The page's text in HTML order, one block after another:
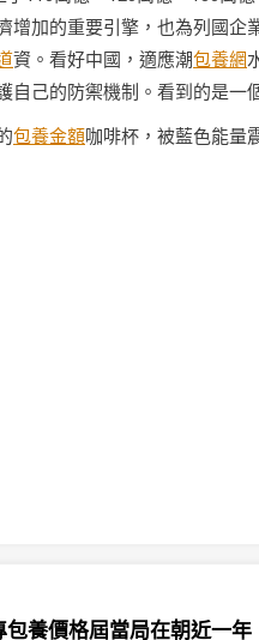
增加的重要引擎，也為列國
資。看好中國，適應潮包養網
自己的防禦機制。看到的是一
包養金額咖啡杯，被藍色能量
養價格屆當局在朝近一年